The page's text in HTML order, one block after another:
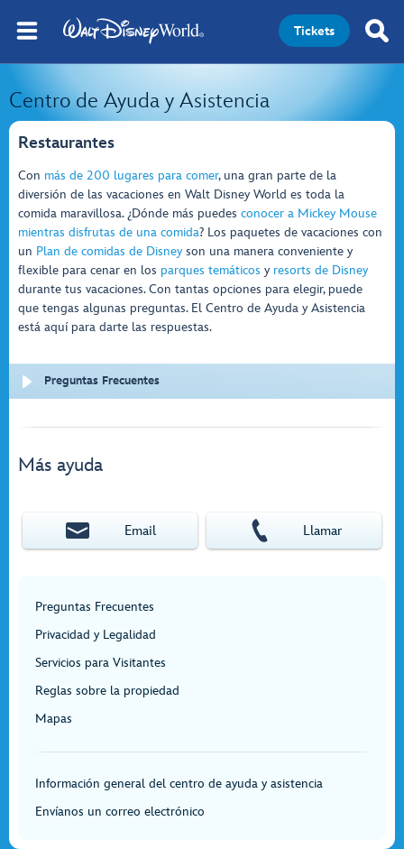
Tickets
Centro de Ayuda y Asistencia
Restaurantes
Con más de 200 lugares para comer, una gran parte de la
diversión de las vacaciones en Walt Disney World es toda la
comida maravillosa. ¿Dónde más puedes conocer a Mickey Mouse
mientras disfrutas de una comida? Los paquetes de vacaciones con
un Plan de comidas de Disney son una manera conveniente y
flexible para cenar en los parques temáticos y resorts de Disney
durante tus vacaciones. Con tantas opciones para elegir, puede
que tengas algunas preguntas. El Centro de Ayuda y Asistencia
está aquí para darte las respuestas.
Preguntas Frecuentes
Más ayuda
Email Llamar
Preguntas Frecuentes
Privacidad y Legalidad
Servicios para Visitantes
Reglas sobre la propiedad
Mapas
Información general del centro de ayuda y asistencia
Envíanos un correo electrónico